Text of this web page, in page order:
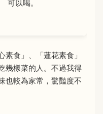
可以喝。
食」、「蓮花素食」
幾樣菜的人。不過我得
也較為家常，驚豔度不